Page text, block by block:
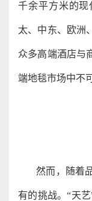
千余平方米的
太、中东、欧洲
众多高端酒店与
端地毯市场中不
然而，随着
有的挑战。“天